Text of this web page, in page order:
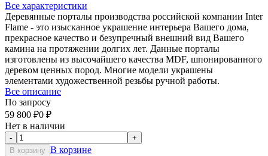
Все характеристики
Деревянные порталы производства российской компании Inter
Flame - это изысканное украшение интерьера Вашего дома,
прекрасное качество и безупречный внешний вид Вашего
камина на протяжении долгих лет. Данные порталы
изготовлены из высочайшего качества MDF, шпонированного
деревом ценных пород. Многие модели украшены
элементами художественной резьбы ручной работы.
Все описание
По запросу
59 800 ₽0 ₽
Нет в наличии
-
+
В корзину В корзине